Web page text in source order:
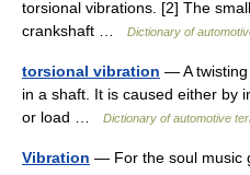
torsional vibrations. [2] The
crankshaft …
Dictionary of
torsional vibration — A twisting
in a shaft. It is caused either by
or load …
Dictionary of automotive
Vibration — For the soul music